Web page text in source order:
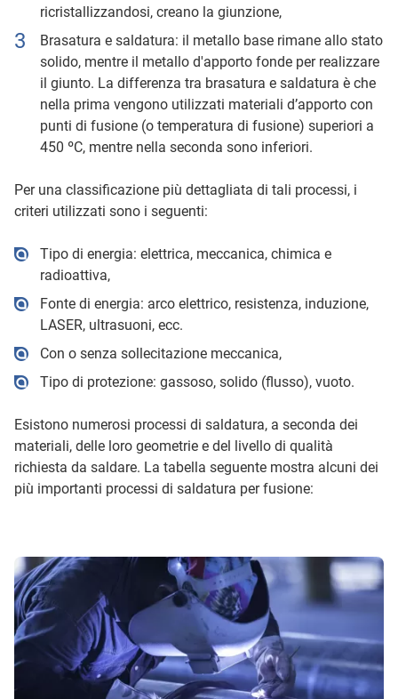
ricristallizzandosi, creano la giunzione,
Brasatura e saldatura: il metallo base rimane allo stato
solido, mentre il metallo d'apporto fonde per realizzare
il giunto. La differenza tra brasatura e saldatura è che
nella prima vengono utilizzati materiali d’apporto con
punti di fusione (o temperatura di fusione) superiori a
450 ºC, mentre nella seconda sono inferiori.
Per una classificazione più dettagliata di tali processi, i
criteri utilizzati sono i seguenti:
Tipo di energia: elettrica, meccanica, chimica e
radioattiva,
Fonte di energia: arco elettrico, resistenza, induzione,
LASER, ultrasuoni, ecc.
Con o senza sollecitazione meccanica,
Tipo di protezione: gassoso, solido (flusso), vuoto.
Esistono numerosi processi di saldatura, a seconda dei
materiali, delle loro geometrie e del livello di qualità
richiesta da saldare. La tabella seguente mostra alcuni dei
più importanti processi di saldatura per fusione: